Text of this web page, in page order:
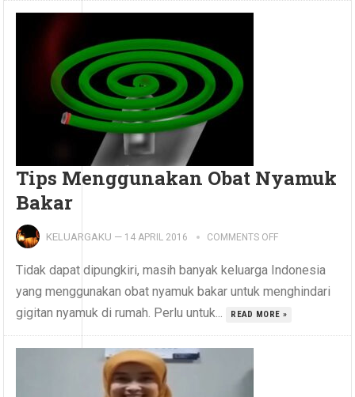
Tips Menggunakan Obat Nyamuk
Bakar
KELUARGAKU — 14 APRIL 2016 COMMENTS OFF
Tidak dapat dipungkiri, masih banyak keluarga Indonesia
yang menggunakan obat nyamuk bakar untuk menghindari
gigitan nyamuk di rumah. Perlu untuk...
READ MORE »